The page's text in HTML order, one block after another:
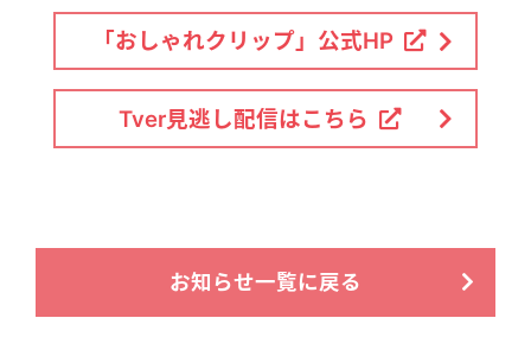
「おしゃれクリップ」公式HP
Tver見逃し配信はこちら
お知らせ一覧に戻る